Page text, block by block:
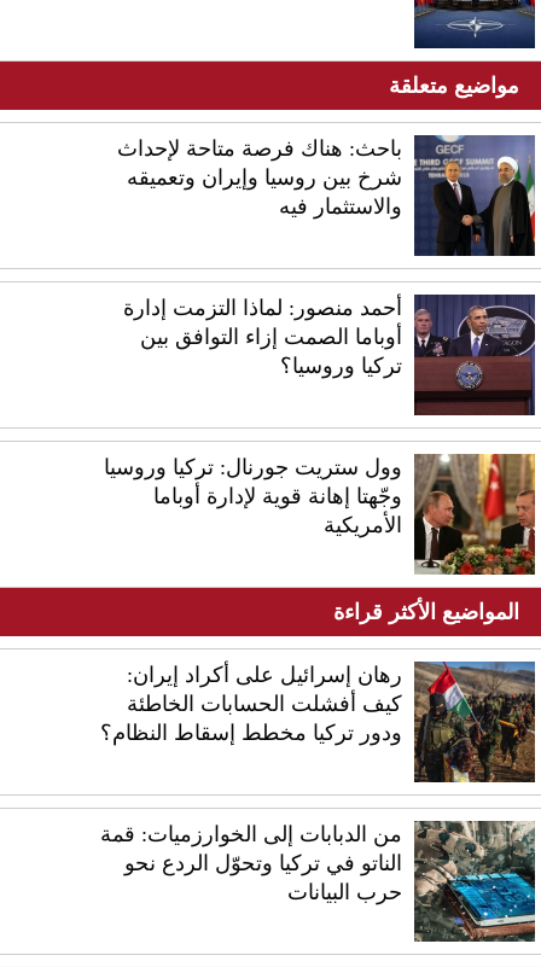
مواضيع متعلقة
باحث: هناك فرصة متاحة لإحداث
شرخ بين روسيا وإيران وتعميقه
والاستثمار فيه
أحمد منصور: لماذا التزمت إدارة
أوباما الصمت إزاء التوافق بين
تركيا وروسيا؟
وول ستريت جورنال: تركيا وروسيا
وجّهتا إهانة قوية لإدارة أوباما
الأمريكية
المواضيع الأكثر قراءة
رهان إسرائيل على أكراد إيران:
كيف أفشلت الحسابات الخاطئة
ودور تركيا مخطط إسقاط النظام؟
من الدبابات إلى الخوارزميات: قمة
الناتو في تركيا وتحوّل الردع نحو
حرب البيانات